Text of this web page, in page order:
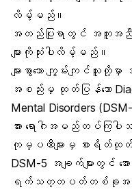
လိမ့်မည်။
အတည်ပြုရာတွင် အကူအညီ
များကိုသုံးပါလိမ့်မည်။
များစွာသော ကျွမ်းကျင်
အစည်းမှ ထုတ်ပြန်သော
Mental Disorders
အား ရောဂါအမည်တပ်က
ကုမ္ပဏီများမှ စားရိတ်
DSM-5 အချက်များတွင်
ရက်သတ္တပတ်တစ်ခုအတွင်း ရက်